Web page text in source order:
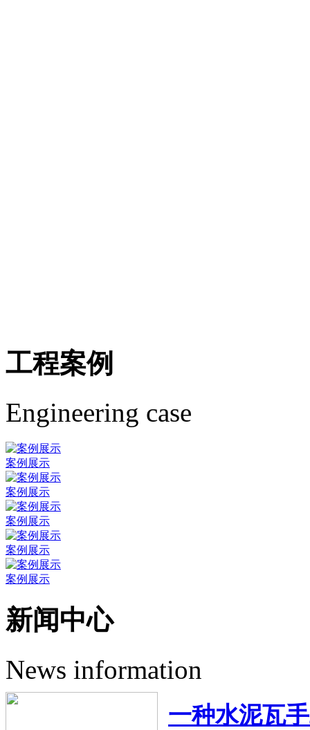
工程案例
Engineering case
案例展示
案例展示
案例展示
案例展示
案例展示
新闻中心
News information
一种水泥瓦